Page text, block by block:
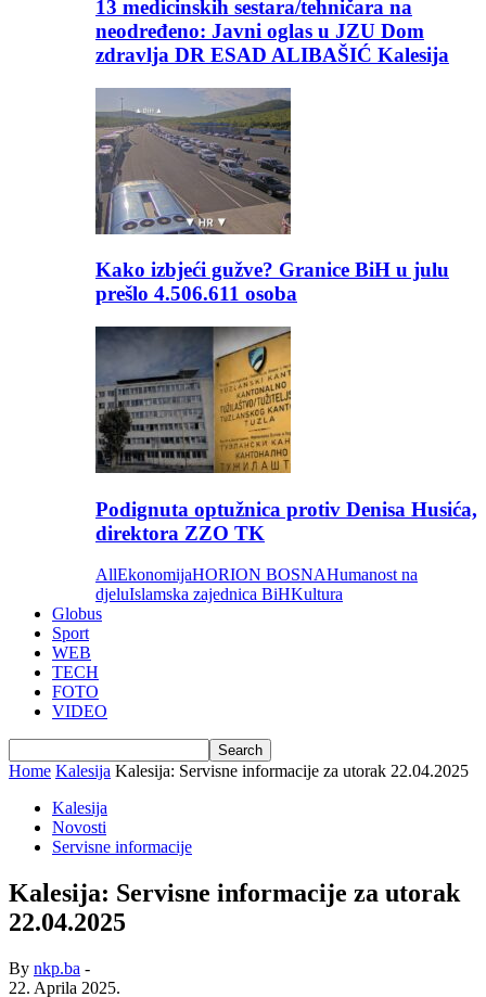
13 medicinskih sestara/tehničara na
neodređeno: Javni oglas u JZU Dom
zdravlja DR ESAD ALIBAŠIĆ Kalesija
Kako izbjeći gužve? Granice BiH u julu
prešlo 4.506.611 osoba
Podignuta optužnica protiv Denisa Husića,
direktora ZZO TK
AllEkonomijaHORION BOSNAHumanost na
djeluIslamska zajednica BiHKultura
Globus
Sport
WEB
TECH
FOTO
VIDEO
Home Kalesija Kalesija: Servisne informacije za utorak 22.04.2025
Kalesija
Novosti
Servisne informacije
Kalesija: Servisne informacije za utorak
22.04.2025
By nkp.ba -
22. Aprila 2025.